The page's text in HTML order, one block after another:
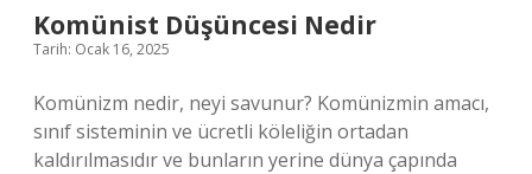
Komünist Düşüncesi Nedir
Tarih: Ocak 16, 2025
Komünizm nedir, neyi savunur? Komünizmin amacı,
sınıf sisteminin ve ücretli köleliğin ortadan
kaldırılmasıdır ve bunların yerine dünya çapında